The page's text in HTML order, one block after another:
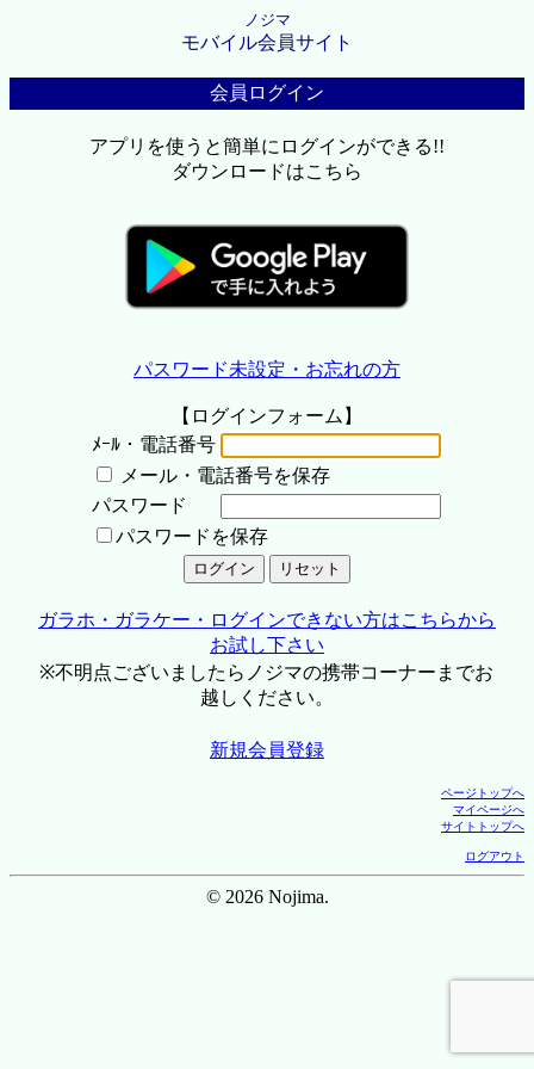
ノジマ
モバイル会員サイト
会員ログイン
アプリを使うと簡単にログインができる!!
ダウンロードはこちら
パスワード未設定・お忘れの方
【ログインフォーム】
ﾒｰﾙ・電話番号
メール・電話番号を保存
パスワード
パスワードを保存
ガラホ・ガラケー・ログインできない方はこちらから
お試し下さい
※不明点ございましたらノジマの携帯コーナーまでお
越しください。
新規会員登録
ページトップへ
マイページへ
サイトトップへ
ログアウト
© 2026 Nojima.